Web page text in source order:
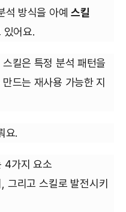
석 방식을 아예 스킬
있어요.
킬은 특정 분석 패턴을
드는 재사용 가능한 지
요.
4가지 요소
그리고 스킬로 발전시키